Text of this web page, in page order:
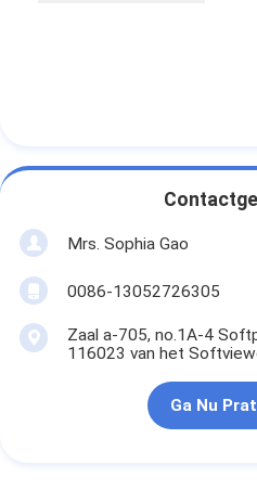
Mrs. Sophia Gao
0086-13052726305
Zaal a-705, no.1A-4
116023 van het
Ga Nu